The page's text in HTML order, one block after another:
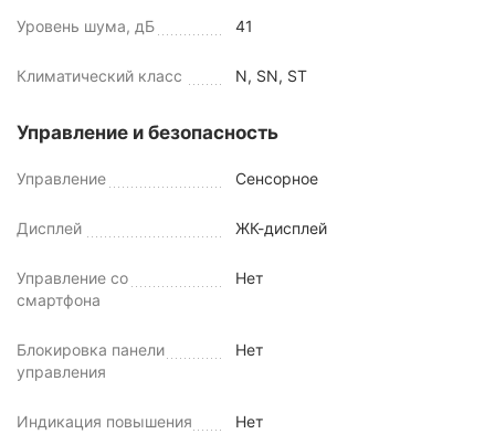
Уровень шума, дБ 41
Климатический класс N, SN, ST
Управление и безопасность
Управление Сенсорное
Дисплей ЖК-дисплей
Управление со
смартфона
Нет
Блокировка панели
управления
Нет
Индикация повышения
Нет